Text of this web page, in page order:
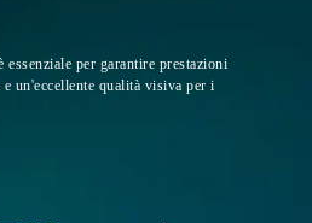
essenziale per garantire prestazioni
un'eccellente qualità visiva per i